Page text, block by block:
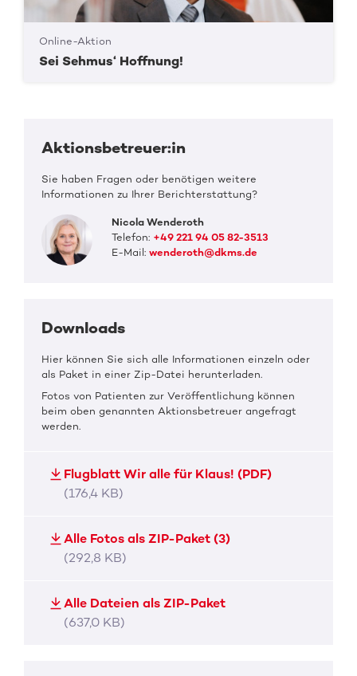
Online-Aktion
Sei Sehmus‘ Hoffnung!
Aktionsbetreuer:in
Sie haben Fragen oder benötigen weitere
Informationen zu Ihrer Berichterstattung?
Nicola Wenderoth
Telefon: +49 221 94 05 82-3513
E-Mail:wenderoth@dkms.de
Downloads
Hier können Sie sich alle Informationen einzeln oder
als Paket in einer Zip-Datei herunterladen.
Fotos von Patienten zur Veröffentlichung können
beim oben genannten Aktionsbetreuer angefragt
werden.
Flugblatt Wir alle für Klaus! (PDF)
(176,4 KB)
Alle Fotos als ZIP-Paket (3)
(292,8 KB)
Alle Dateien als ZIP-Paket
(637,0 KB)